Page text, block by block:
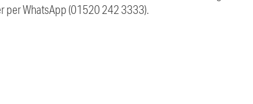
per WhatsApp (01520 242 3333).